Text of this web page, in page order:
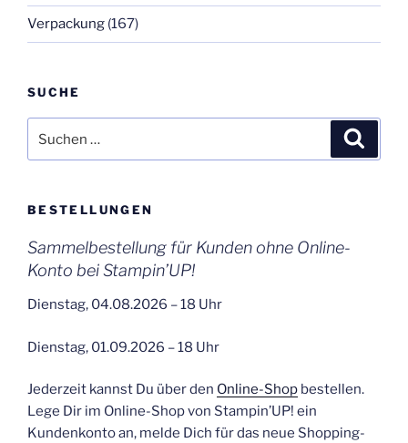
Verpackung (167)
SUCHE
nach:
BESTELLUNGEN
Sammelbestellung für Kunden ohne Online-
Konto bei Stampin’UP!
Dienstag, 04.08.2026 – 18 Uhr
Dienstag, 01.09.2026 – 18 Uhr
Jederzeit kannst Du über den Online-Shop bestellen.
Lege Dir im Online-Shop von Stampin’UP! ein
Kundenkonto an, melde Dich für das neue Shopping-